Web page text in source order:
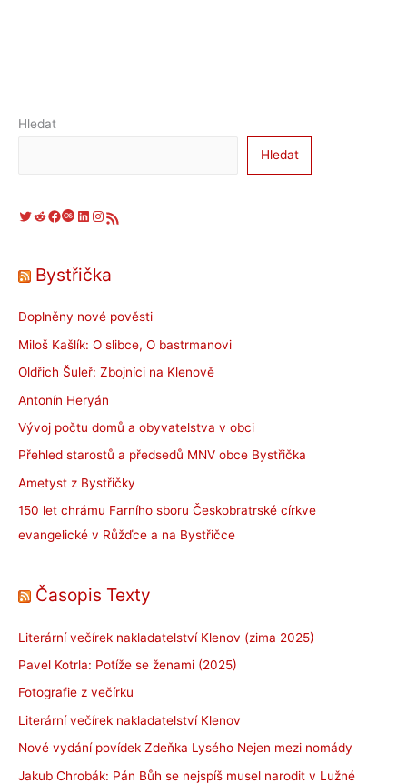
Hledat
Hledat
Twitter Reddit Facebook Last.fm LinkedIn Instagram RSS zdroj
Bystřička
Doplněny nové pověsti
Miloš Kašlík: O slibce, O bastrmanovi
Oldřich Šuleř: Zbojníci na Klenově
Antonín Heryán
Vývoj počtu domů a obyvatelstva v obci
Přehled starostů a předsedů MNV obce Bystřička
Ametyst z Bystřičky
150 let chrámu Farního sboru Českobratrské církve
evangelické v Růžďce a na Bystřičce
Časopis Texty
Literární večírek nakladatelství Klenov (zima 2025)
Pavel Kotrla: Potíže se ženami (2025)
Fotografie z večírku
Literární večírek nakladatelství Klenov
Nové vydání povídek Zdeňka Lysého Nejen mezi nomády
Jakub Chrobák: Pán Bůh se nejspíš musel narodit v Lužné